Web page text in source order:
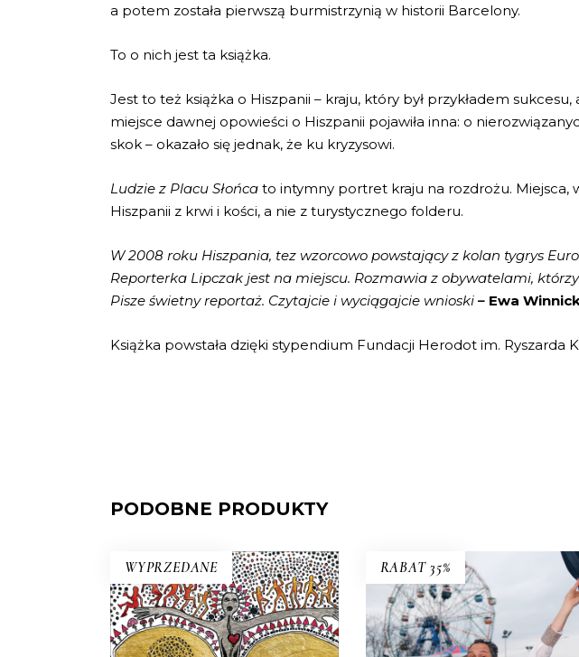
a potem została pierwszą burmistrzynią w historii Barcelony.
To o nich jest ta książka.
Jest to też książka o Hiszpanii – kraju, który był przykładem
miejsce dawnej opowieści o Hiszpanii pojawiła inna: o
skok – okazało się jednak, że ku kryzysowi.
Ludzie z Placu Słońca to intymny portret kraju na rozdrożu. Miejsca,
Hiszpanii z krwi i kości, a nie z turystycznego folderu.
W 2008 roku Hiszpania, tez wzorcowo powstający z kolan tygrys
Reporterka Lipczak jest na miejscu. Rozmawia z obywatelami,
Pisze świetny reportaż. Czytajcie i wyciągajcie wnioski – Ewa
Książka powstała dzięki stypendium Fundacji Herodot im.
PODOBNE PRODUKTY
WYPRZEDANE
FABRYKA ABSOLUTU
RABAT 35%
WSZYSCY JESTEŚMY
DZIWNI. OPOWIEŚCI Z
CONEY ISLAND
Coney Island – dzielnica Nowego